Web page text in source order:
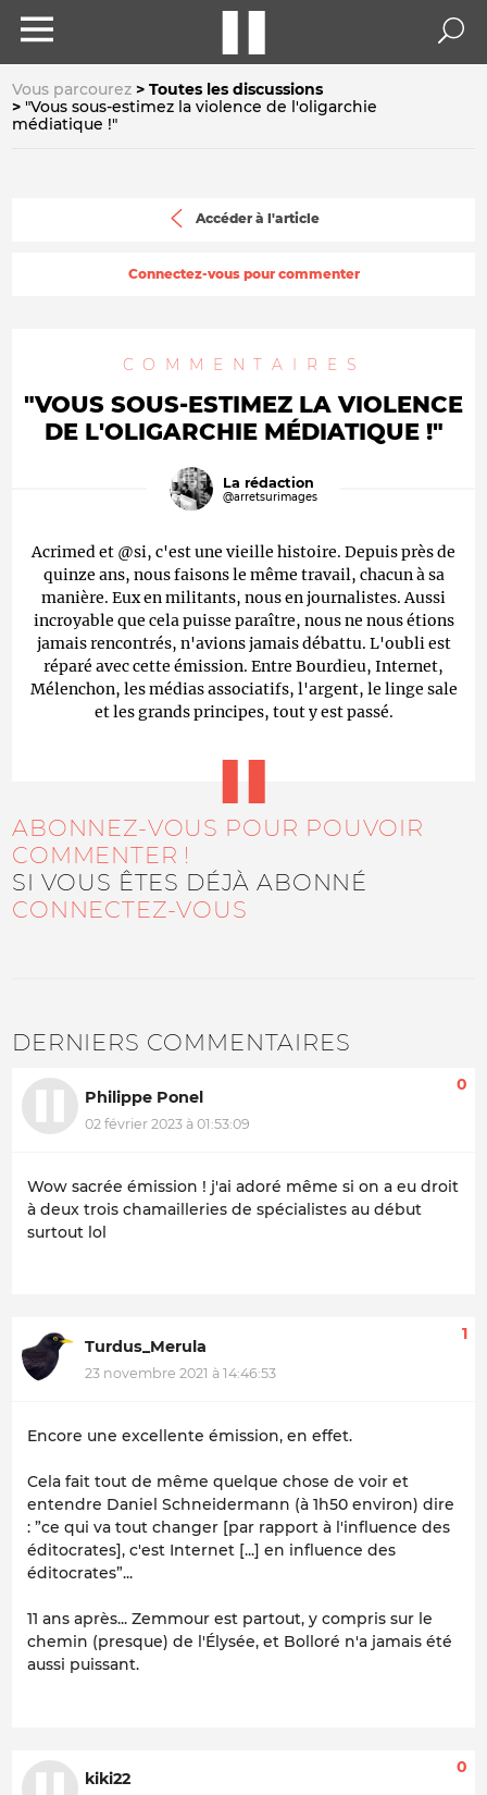
Vous parcourez
Toutes les discussions
"Vous sous-estimez la violence de l'oligarchie
médiatique !"
Accéder à l'article
Connectez-vous pour commenter
COMMENTAIRES
"VOUS SOUS-ESTIMEZ LA VIOLENCE
DE L'OLIGARCHIE MÉDIATIQUE !"
La rédaction
@arretsurimages
Acrimed et @si, c'est une vieille histoire. Depuis près de
quinze ans, nous faisons le même travail, chacun à sa
manière. Eux en militants, nous en journalistes. Aussi
incroyable que cela puisse paraître, nous ne nous étions
jamais rencontrés, n'avions jamais débattu. L'oubli est
réparé avec cette émission. Entre Bourdieu, Internet,
Mélenchon, les médias associatifs, l'argent, le linge sale
et les grands principes, tout y est passé.
ABONNEZ-VOUS POUR POUVOIR
COMMENTER !
SI VOUS ÊTES DÉJÀ ABONNÉ
CONNECTEZ-VOUS
DERNIERS COMMENTAIRES
Philippe Ponel
02 février 2023 à 01:53:09
0
Wow sacrée émission ! j'ai adoré même si on a eu droit
à deux trois chamailleries de spécialistes au début
surtout lol
Turdus_Merula
23 novembre 2021 à 14:46:53
1
Encore une excellente émission, en effet.
Cela fait tout de même quelque chose de voir et
entendre Daniel Schneidermann (à 1h50 environ) dire
: ”ce qui va tout changer [par rapport à l'influence des
éditocrates], c'est Internet [...] en influence des
éditocrates”...
11 ans après... Zemmour est partout, y compris sur le
chemin (presque) de l'Élysée, et Bolloré n'a jamais été
aussi puissant.
kiki22
0